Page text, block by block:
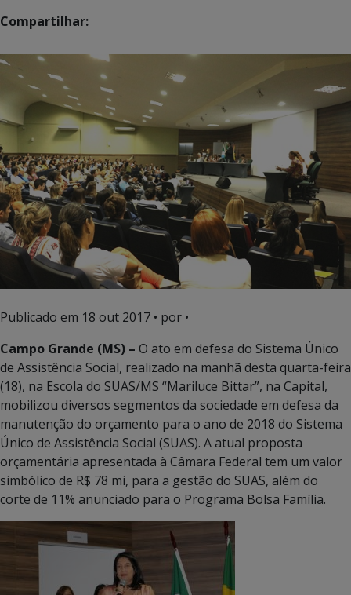
Compartilhar:
Publicado em 18 out 2017 • por •
Campo Grande (MS) – O ato em defesa do Sistema Único
de Assistência Social, realizado na manhã desta quarta-feira
(18), na Escola do SUAS/MS “Mariluce Bittar”, na Capital,
mobilizou diversos segmentos da sociedade em defesa da
manutenção do orçamento para o ano de 2018 do Sistema
Único de Assistência Social (SUAS). A atual proposta
orçamentária apresentada à Câmara Federal tem um valor
simbólico de R$ 78 mi, para a gestão do SUAS, além do
corte de 11% anunciado para o Programa Bolsa Família.